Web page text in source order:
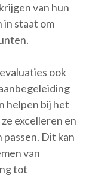
van hun
in staat om
ook
helpen bij het
excelleren en
Dit kan
van
tot